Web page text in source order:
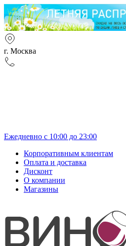
г. Москва
Ежедневно с 10:00 до 23:00
Корпоративным клиентам
Оплата и доставка
Дисконт
О компании
Магазины